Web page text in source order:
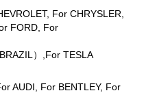
For CHRYSLER,
FORD, For
）,For TESLA
AUDI, For BENTLEY, For